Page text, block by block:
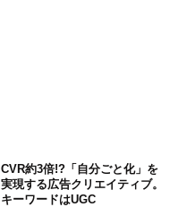
CVR約3倍!?「自分ごと化」を
実現する広告クリエイティブ。
キーワードはUGC